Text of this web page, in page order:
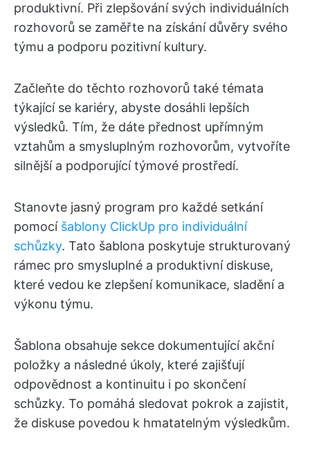
produktivní. Při zlepšování svých individuálních
rozhovorů se zaměřte na získání důvěry svého
týmu a podporu pozitivní kultury.
Začleňte do těchto rozhovorů také témata
týkající se kariéry, abyste dosáhli lepších
výsledků. Tím, že dáte přednost upřímným
vztahům a smysluplným rozhovorům, vytvoříte
silnější a podporující týmové prostředí.
Stanovte jasný program pro každé setkání
pomocí šablony ClickUp pro individuální
schůzky. Tato šablona poskytuje strukturovaný
rámec pro smysluplné a produktivní diskuse,
které vedou ke zlepšení komunikace, sladění a
výkonu týmu.
Šablona obsahuje sekce dokumentující akční
položky a následné úkoly, které zajišťují
odpovědnost a kontinuitu i po skončení
schůzky. To pomáhá sledovat pokrok a zajistit,
že diskuse povedou k hmatatelným výsledkům.